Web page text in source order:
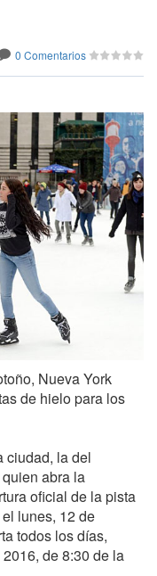
0 Comentarios
Nueva York
de hielo para los
ciudad, la del
abra la
oficial de la pista
lunes, 12 de
todos los días,
de 8:30 de la